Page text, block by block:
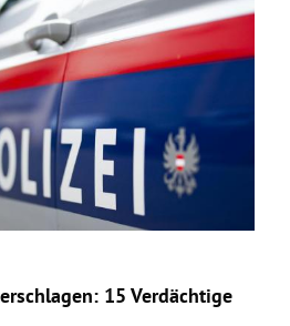
15 Verdächtige